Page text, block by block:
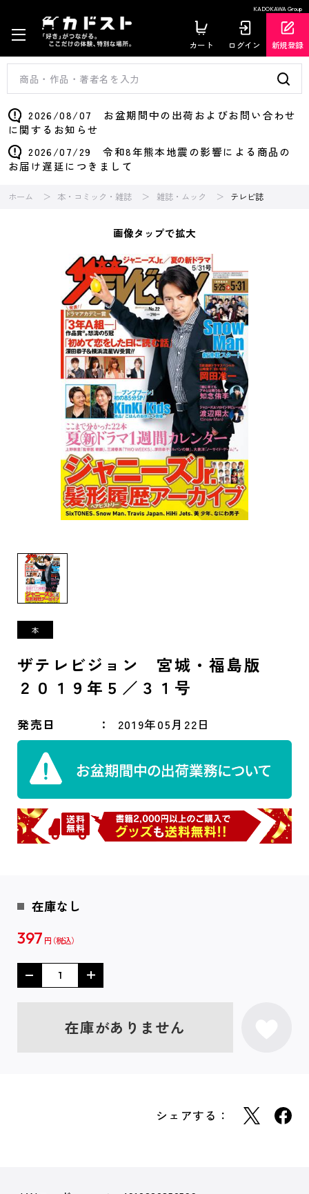
KADOKAWA Group
カート ログイン 新規登録
2026/08/07 お盆期間中の出荷およびお問い合わせ
に関するお知らせ
2026/07/29 令和8年熊本地震の影響による商品の
お届け遅延につきまして
ホーム 本・コミック・雑誌 雑誌・ムック テレビ誌
画像タップで拡大
ザテレビジョン 宮城・福島版
２０１９年５／３１号
発売日 2019年05月22日
在庫なし
397 円
在庫がありません
シェアする：